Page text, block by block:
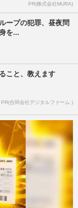
PR(株式会社MURA)
ープの犯罪、昼夜問
を...
こと、教えます
PR(合同会社デジタルファーム )